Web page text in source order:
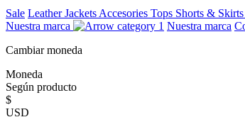
Sale Leather Jackets Accesories Tops Shorts & Skirts
Nuestra marca
Nuestra marca
Cambiar moneda
Moneda
Según producto
$
USD